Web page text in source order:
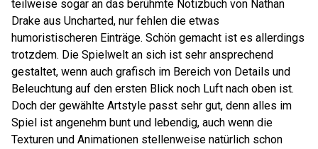
teilweise sogar an das berühmte Notizbuch von Nathan
Drake aus Uncharted, nur fehlen die etwas
humoristischeren Einträge. Schön gemacht ist es allerdings
trotzdem. Die Spielwelt an sich ist sehr ansprechend
gestaltet, wenn auch grafisch im Bereich von Details und
Beleuchtung auf den ersten Blick noch Luft nach oben ist.
Doch der gewählte Artstyle passt sehr gut, denn alles im
Spiel ist angenehm bunt und lebendig, auch wenn die
Texturen und Animationen stellenweise natürlich schon